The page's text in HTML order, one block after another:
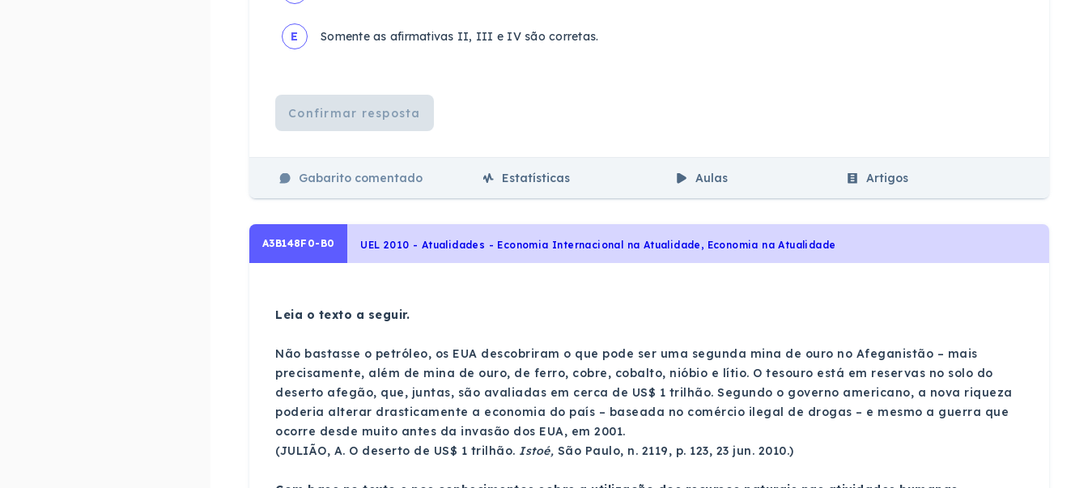
E Somente as afirmativas II, III e IV são corretas.
Confirmar resposta
Gabarito comentado Estatísticas Aulas Artigos
A3B148F0-B0 UEL 2010 - Atualidades - Economia Internacional na Atualidade, Economia na Atualidade
Leia o texto a seguir.
Não bastasse o petróleo, os EUA descobriram o que pode ser uma segunda mina de ouro no Afeganistão – mais
precisamente, além de mina de ouro, de ferro, cobre, cobalto, nióbio e lítio. O tesouro está em reservas no solo do
deserto afegão, que, juntas, são avaliadas em cerca de US$ 1 trilhão. Segundo o governo americano, a nova riqueza
poderia alterar drasticamente a economia do país – baseada no comércio ilegal de drogas – e mesmo a guerra que
ocorre desde muito antes da invasão dos EUA, em 2001.
(JULIÃO, A. O deserto de US$ 1 trilhão. Istoé, São Paulo, n. 2119, p. 123, 23 jun. 2010.)